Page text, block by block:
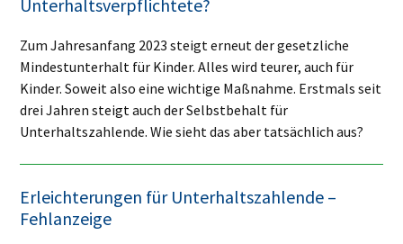
Unterhaltsverpflichtete?
Zum Jahresanfang 2023 steigt erneut der gesetzliche
Mindestunterhalt für Kinder. Alles wird teurer, auch für
Kinder. Soweit also eine wichtige Maßnahme. Erstmals seit
drei Jahren steigt auch der Selbstbehalt für
Unterhaltszahlende. Wie sieht das aber tatsächlich aus?
Erleichterungen für Unterhaltszahlende –
Fehlanzeige